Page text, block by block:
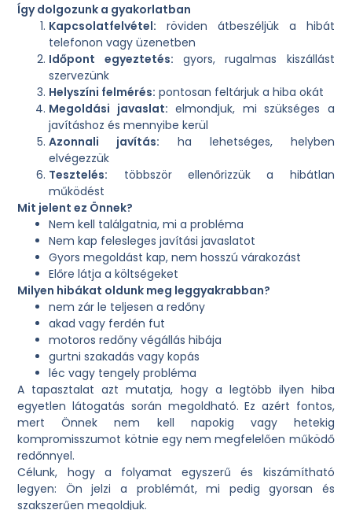
Így dolgozunk a gyakorlatban
Kapcsolatfelvétel: röviden átbeszéljük a hibát
telefonon vagy üzenetben
Időpont egyeztetés: gyors, rugalmas kiszállást
szervezünk
Helyszíni felmérés: pontosan feltárjuk a hiba okát
Megoldási javaslat: elmondjuk, mi szükséges a
javításhoz és mennyibe kerül
Azonnali javítás: ha lehetséges, helyben
elvégezzük
Tesztelés: többször ellenőrizzük a hibátlan
működést
Mit jelent ez Önnek?
Nem kell találgatnia, mi a probléma
Nem kap felesleges javítási javaslatot
Gyors megoldást kap, nem hosszú várakozást
Előre látja a költségeket
Milyen hibákat oldunk meg leggyakrabban?
nem zár le teljesen a redőny
akad vagy ferdén fut
motoros redőny végállás hibája
gurtni szakadás vagy kopás
léc vagy tengely probléma
A tapasztalat azt mutatja, hogy a legtöbb ilyen hiba
egyetlen látogatás során megoldható. Ez azért fontos,
mert Önnek nem kell napokig vagy hetekig
kompromisszumot kötnie egy nem megfelelően működő
redőnnyel.
Célunk, hogy a folyamat egyszerű és kiszámítható
legyen: Ön jelzi a problémát, mi pedig gyorsan és
szakszerűen megoldjuk.